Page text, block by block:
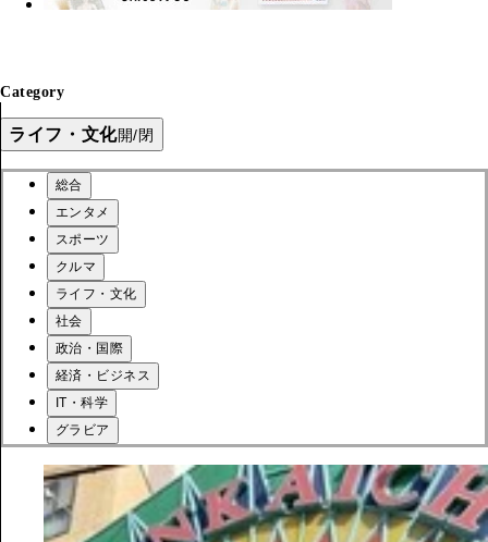
Category
ライフ・文化開/閉
総合
エンタメ
スポーツ
クルマ
ライフ・文化
社会
政治・国際
経済・ビジネス
IT・科学
グラビア